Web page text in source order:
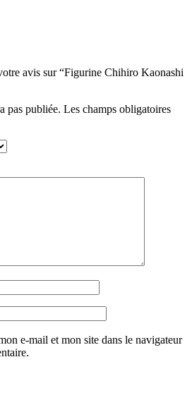
avis sur “Figurine Chihiro Kaonashi
pas publiée. Les champs obligatoires
e-mail et mon site dans le navigateur